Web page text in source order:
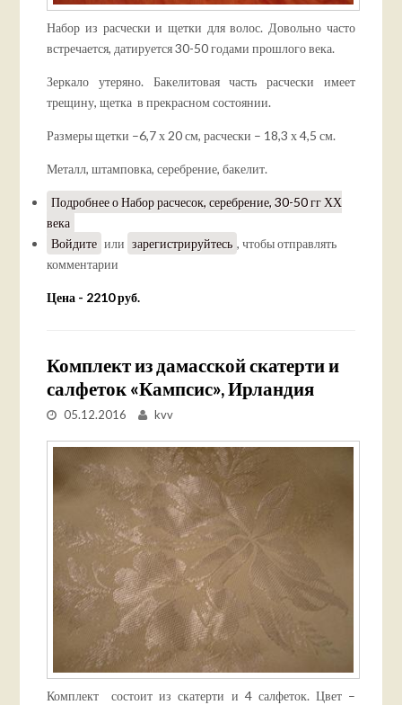
Набор из расчески и щетки для волос. Довольно часто
встречается, датируется 30-50 годами прошлого века.
Зеркало утеряно. Бакелитовая часть расчески имеет
трещину, щетка в прекрасном состоянии.
Размеры щетки –6,7 х 20 см, расчески – 18,3 х 4,5 см.
Металл, штамповка, серебрение, бакелит.
Подробнеео Набор расчесок, серебрение, 30-50 гг ХХ
века
Войдите или зарегистрируйтесь , чтобы отправлять
комментарии
Цена - 2210 руб.
Комплект из дамасской скатерти и
салфеток «Кампсис», Ирландия
05.12.2016 kvv
Комплект состоит из скатерти и 4 салфеток. Цвет –